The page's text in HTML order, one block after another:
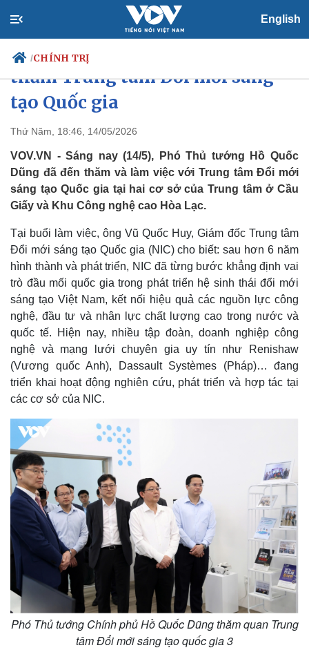
English
/CHÍNH TRỊ
Chính trị
Tổ chức nhân sự
Quốc hội
Nhận diện sự thật
Tin 24h
Dự báo thời tiết
Giáo dục
Dấu ấn VOV
Việc làm
Phó Thủ tướng Hồ Quốc Dũng
thăm Trung tâm Đổi mới sáng
tạo Quốc gia
Thứ Năm, 18:46, 14/05/2026
VOV.VN - Sáng nay (14/5), Phó Thủ tướng Hồ Quốc
Dũng đã đến thăm và làm việc với Trung tâm Đổi mới
sáng tạo Quốc gia tại hai cơ sở của Trung tâm ở Cầu
Giấy và Khu Công nghệ cao Hòa Lạc.
Tại buổi làm việc, ông Vũ Quốc Huy, Giám đốc Trung tâm
Đổi mới sáng tạo Quốc gia (NIC) cho biết: sau hơn 6 năm
hình thành và phát triển, NIC đã từng bước khẳng định vai
trò đầu mối quốc gia trong phát triển hệ sinh thái đổi mới
sáng tạo Việt Nam, kết nối hiệu quả các nguồn lực công
nghệ, đầu tư và nhân lực chất lượng cao trong nước và
quốc tế. Hiện nay, nhiều tập đoàn, doanh nghiệp công
nghệ và mạng lưới chuyên gia uy tín như Renishaw
(Vương quốc Anh), Dassault Systèmes (Pháp)… đang
triển khai hoạt động nghiên cứu, phát triển và hợp tác tại
các cơ sở của NIC.
Phó Thủ tướng Chính phủ Hồ Quốc Dũng thăm quan Trung
tâm Đổi mới sáng tạo quốc gia 3